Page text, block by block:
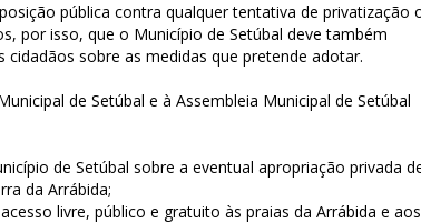
pública contra qualquer tentativa de privatização
por isso, que o Município de Setúbal deve também
sobre as medidas que pretende adotar.
de Setúbal e à Assembleia Municipal de Setúbal
de Setúbal sobre a eventual apropriação privada
da Arrábida;
livre, público e gratuito às praias da Arrábida e aos